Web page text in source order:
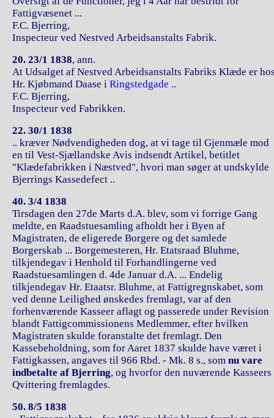
Fattigvæsenet ...
F.C. Bjerring,
Inspecteur ved Nestved Arbeidsanstalts Fabrik.
20. 23/1 1838, ann.
At Udsalget af Nestved Arbeidsanstalts Fabriks Klæde er
Hr. Kjøbmand Daase i Ringstedgade ..
F.C. Bjerring,
Inspecteur ved Fabrikken.
22. 30/1 1838
.. kræver Nødvendigheden dog, at vi tage til Gjenmæle mod
en til Vest-Sjællandske Avis indsendt Artikel, betitlet
"Klædefabrikken i Næstved", hvori man søger at undskylde
Bjerrings Kassedefect ..
40. 3/4 1838
Tirsdagen den 27de Marts d.A. blev, som vi forrige Gang
meldte, en Raadstuesamling afholdt her i Byen af
Magistraten, de eligerede Borgere og det samlede
Borgerskab ... Borgemesteren, Hr. Etatsraad Bluhme,
tilkjendegav i Henhold til Forhandlingerne ved
Raadstuesamlingen d. 4de Januar d.A. ... Endelig
tilkjendegav Hr. Etaatsr. Bluhme, at Fattigregnskabet, som
ved denne Leilighed ønskedes fremlagt, var af den
forhenværende Kasseer aflagt og passerede under Revision
blandt Fattigcommissionens Medlemmer, efter hvilken
Magistraten skulde foranstalte det fremlagt. Den
Kassebeholdning, som for Aaret 1837 skulde have været i
Fattigkassen, angaves til 966 Rbd. - Mk. 8 s., som nu vare
indbetalte af Bjerring, og hvorfor den nuværende Kasseers
Qvittering fremlagdes.
50. 8/5 1838